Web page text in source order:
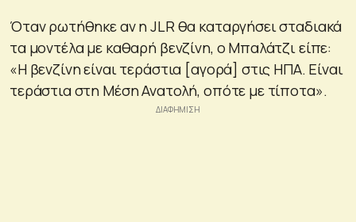
Όταν ρωτήθηκε αν η JLR θα καταργήσει σταδιακά
τα μοντέλα με καθαρή βενζίνη, ο Μπαλάτζι είπε:
«Η βενζίνη είναι τεράστια [αγορά] στις ΗΠΑ. Είναι
τεράστια στη Μέση Ανατολή, οπότε με τίποτα».